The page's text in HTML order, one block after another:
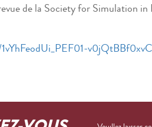
de la Society for Simulation